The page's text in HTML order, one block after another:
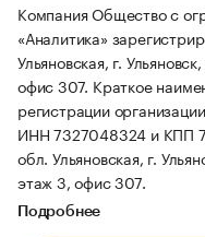
Компания Общество с
«Аналитика»
Ульяновская, г.
офис 307. Краткое
регистрации
ИНН 7327048324 и КПП
обл. Ульяновская, г.
этаж 3, офис 307.
Подробнее